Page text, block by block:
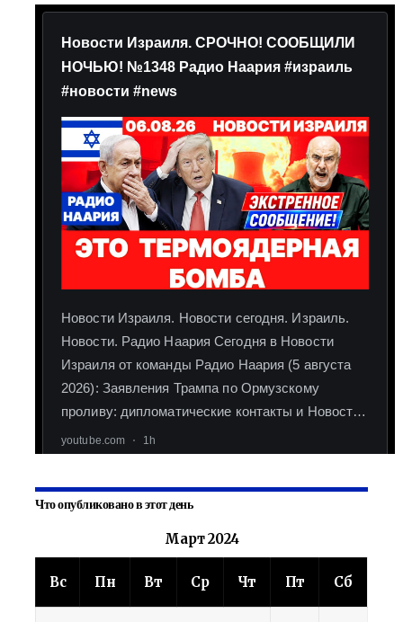
Что опубликовано в этот день
Март 2024
Вс Пн Вт Ср Чт Пт Сб